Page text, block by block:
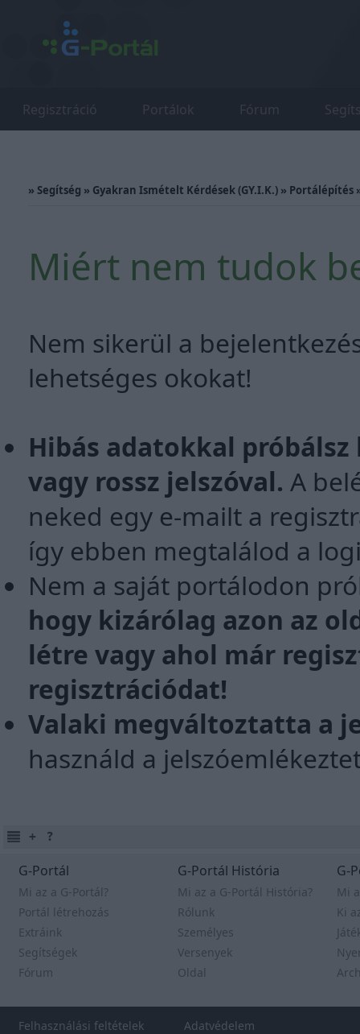
Regisztráció Portálok Fórum
» Segítség » Gyakran Ismételt Kérdések (GY.I.K.) » Portálépítés
Miért nem tudok
Nem sikerül a
lehetséges okokat!
Hibás adatokkal
vagy rossz jelszóval. A
neked egy e-mailt a
így ebben megtalálod a
Nem a saját portálodon
hogy kizárólag azon az
létre vagy ahol már
regisztrációdat!
Valaki megváltoztatta a
használd a
G-Portál
Mi az a G-Portál?
Portál létrehozás
Extráink
Segítségek
Fórum
G-Portál História
Mi az a G-Portál História?
Rólunk
Személyes
Versenyek
Oldal
G-
Mi
Ki
Felhasználási feltételek Adatvédelem